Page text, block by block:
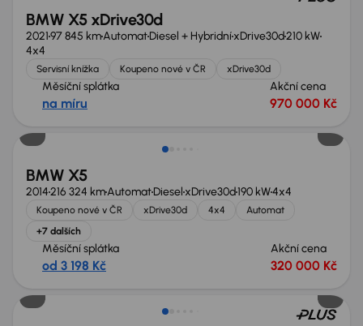
BMW X5 xDrive30d
202197 845 kmAutomatDiesel + HybridníxDrive30d210 kW
4x4
Servisní knížka Koupeno nové v ČR xDrive30d
Měsíční splátka
na míru
Akční cena
970 000 Kč
Zlevněno o 20 000 Kč
BMW X5
2014216 324 kmAutomatDiesel xDrive30d190 kW4x4
Koupeno nové v ČR xDrive30d 4x4
Automat
+7 dalších
Měsíční splátka
od 3 198 Kč
Akční cena
320 000 Kč
Možnost odpočtu DPH